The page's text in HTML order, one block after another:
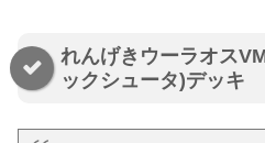
れんげきウーラオス
ックシュータ)デッキ